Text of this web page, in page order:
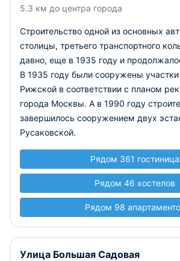
5.3 км до центра города
Строительство одной из основных
столицы, третьего транспортного
давно, еще в 1935 году и
В 1935 году были сооружены участки
Рижской в соответствии с планом
города Москвы. А в 1990 году
завершилось сооружением двух
Русаковской.
Рядом 361 гостиница
Рядом 46 хостелов
Рядом 98
Улица Большая Садовая